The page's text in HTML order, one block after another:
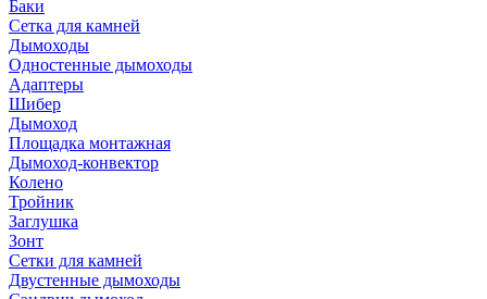
Баки
Сетка для камней
Дымоходы
Одностенные дымоходы
Адаптеры
Шибер
Дымоход
Площадка монтажная
Дымоход-конвектор
Колено
Тройник
Заглушка
Зонт
Сетки для камней
Двустенные дымоходы